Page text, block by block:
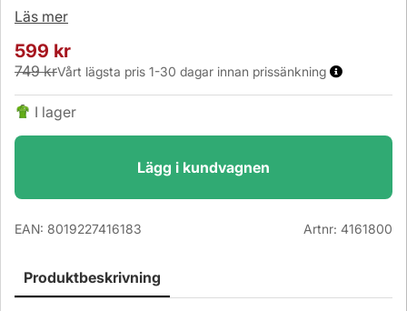
Läs mer
599 kr
749 krVårt lägsta pris 1-30 dagar innan prissänkning
I lager
Lägg i kundvagnen
EAN: 8019227416183 Artnr: 4161800
Produktbeskrivning